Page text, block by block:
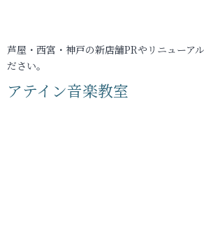
芦屋・西宮・神戸の新店舗PRやリニューア
ださい。
アテイン音楽教室